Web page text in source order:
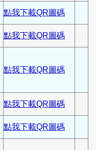
點我下載QR圖碼
點我下載QR圖碼
點我下載QR圖碼
點我下載QR圖碼
點我下載QR圖碼